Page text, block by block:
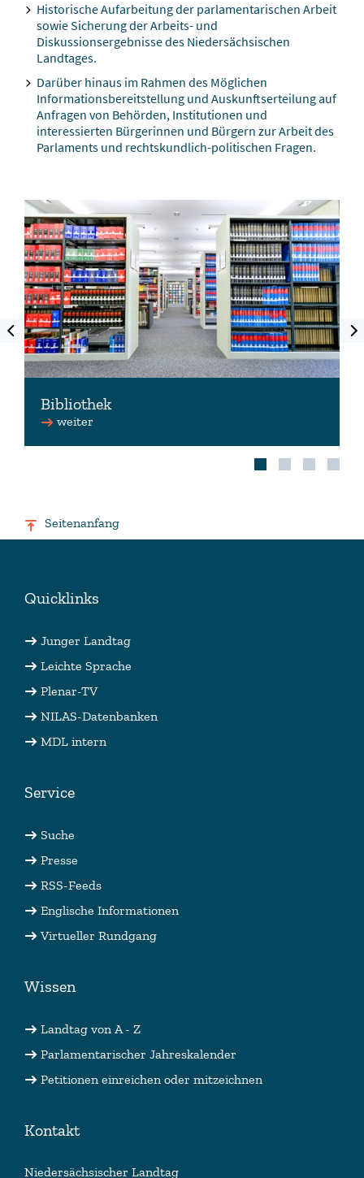
Historische Aufarbeitung der parlamentarischen Arbeit
sowie Sicherung der Arbeits- und
Diskussionsergebnisse des Niedersächsischen
Landtages.
Darüber hinaus im Rahmen des Möglichen
Informationsbereitstellung und Auskunftserteilung auf
Anfragen von Behörden, Institutionen und
interessierten Bürgerinnen und Bürgern zur Arbeit des
Parlaments und rechtskundlich-politischen Fragen.
Zurück
Bibliothek
weiter
Seitenanfang
Quicklinks
Junger Landtag
Leichte Sprache
Plenar-TV
NILAS-Datenbanken
MDL intern
Service
Suche
Presse
RSS-Feeds
Englische Informationen
Virtueller Rundgang
Wissen
Landtag von A - Z
Parlamentarischer Jahreskalender
Petitionen einreichen oder mitzeichnen
Kontakt
Niedersächsischer Landtag